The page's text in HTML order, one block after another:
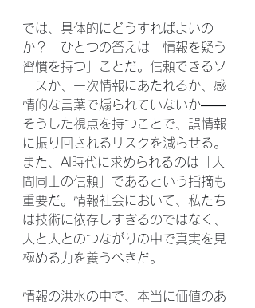
では、具体的にどうすればよいの
か？　ひとつの答えは「情報を疑う
習慣を持つ」ことだ。信頼できるソ
ースか、一次情報にあたれるか、感
情的な言葉で煽られていないか——
そうした視点を持つことで、誤情報
に振り回されるリスクを減らせる。
また、AI時代に求められるのは「人
間同士の信頼」であるという指摘も
重要だ。情報社会において、私たち
は技術に依存しすぎるのではなく、
人と人とのつながりの中で真実を見
極める力を養うべきだ。
情報の洪水の中で、本当に価値のあ